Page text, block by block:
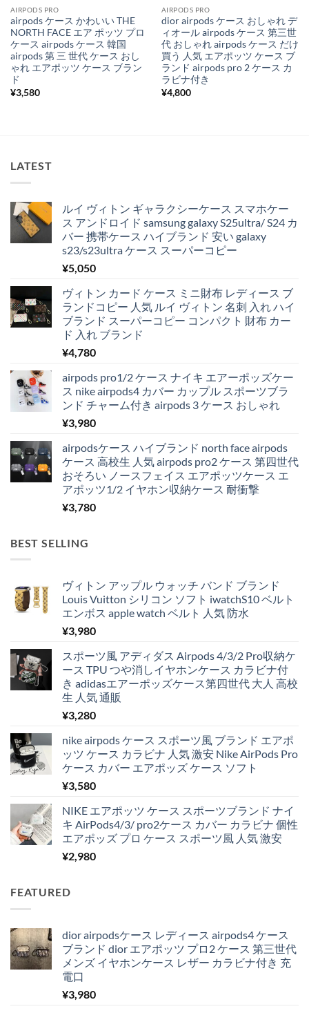
AIRPODS PRO
airpods ケース かわいい THE
NORTH FACE エア ポッツ プロ
ケース airpods ケース 韓国
airpods 第 三 世代 ケース おし
ゃれ エアポッツ ケース ブラン
ド
¥3,580
AIRPODS PRO
dior airpods ケース おしゃれ デ
ィオール airpods ケース 第三世
代 おしゃれ airpods ケース だけ
買う 人気 エアポッツ ケース ブ
ランド airpods pro 2 ケース カ
ラビナ付き
¥4,800
LATEST
ルイ ヴィトン ギャラクシーケース スマホケー
ス アンドロイド samsung galaxy S25ultra/ S24 カ
バー 携帯ケース ハイブランド 安い galaxy
s23/s23ultra ケース スーパーコピー
¥5,050
ヴィトン カード ケース ミニ財布 レディース ブ
ランドコピー 人気 ルイ ヴィトン 名刺 入れ ハイ
ブランド スーパーコピー コンパクト 財布 カー
ド 入れ ブランド
¥4,780
airpods pro1/2 ケース ナイキ エアーポッズケー
ス nike airpods4 カバー カップル スポーツブラ
ンド チャーム付き airpods 3 ケース おしゃれ
¥3,980
airpodsケース ハイブランド north face airpods
ケース 高校生 人気 airpods pro2 ケース 第四世代
おそろい ノースフェイス エアポッツケース エ
アポッツ1/2 イヤホン収納ケース 耐衝撃
¥3,780
BEST SELLING
ヴィトン アップル ウォッチ バンド ブランド
Louis Vuitton シリコン ソフト iwatchS10 ベルト
エンボス apple watch ベルト 人気 防水
¥3,980
スポーツ風 アディダス Airpods 4/3/2 Pro収納ケ
ース TPU つや消しイヤホンケース カラビナ付
き adidasエアーポッズケース第四世代 大人 高校
生 人気 通販
¥3,280
nike airpods ケース スポーツ風 ブランド エアポ
ッツ ケース カラビナ 人気 激安 Nike AirPods Pro
ケース カバー エアポッズ ケース ソフト
¥3,580
NIKE エアポッツ ケース スポーツブランド ナイ
キ AirPods4/3/ pro2ケース カバー カラビナ 個性
エアポッズ プロ ケース スポーツ風 人気 激安
¥2,980
FEATURED
dior airpodsケース レディース airpods4 ケース
ブランド dior エアポッツ プロ2 ケース 第三世代
メンズ イヤホンケース レザー カラビナ付き 充
電口
¥3,980